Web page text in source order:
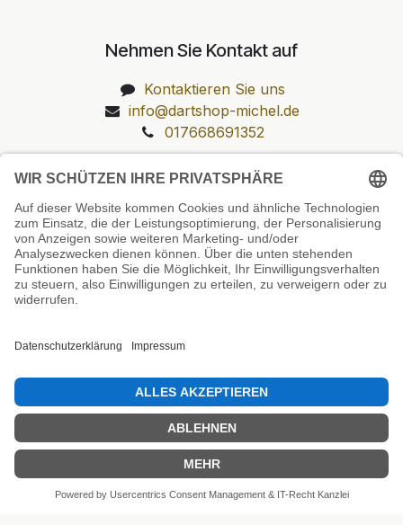
Nehmen Sie Kontakt auf
Kontaktieren Sie uns
info@dartshop-michel.de
017668691352
Unsere Prüfsiegel